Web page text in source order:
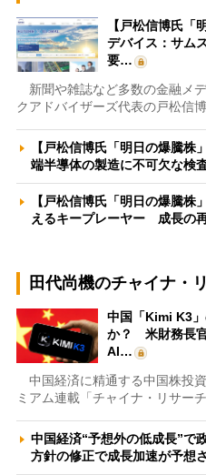
【戸松信博氏「
デバイス：サム
要…
新聞や雑誌など多数の金融メ
クアドバイザーズ代表の戸松信
【戸松信博氏「明日の爆騰株
端半導体の製造に不可欠な検
【戸松信博氏「明日の爆騰
えるキープレーヤー 成長の
田代尚機のチャイナ・
中国「Kimi K3
か？ 米財務長
AI…
中国経済に精通する中国株投
ミアム連載「チャイナ・リサー
中国経済“予想外の低成長”
方針の修正で成長加速が予想